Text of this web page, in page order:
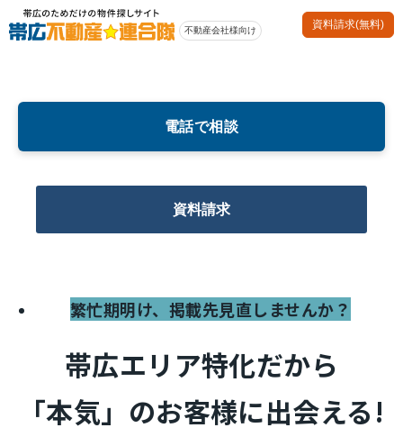
資料請求(無料)
電話で相談
資料請求
繁忙期明け、掲載先見直しませんか？
帯広エリア特化だから
「本気」のお客様に出会える!